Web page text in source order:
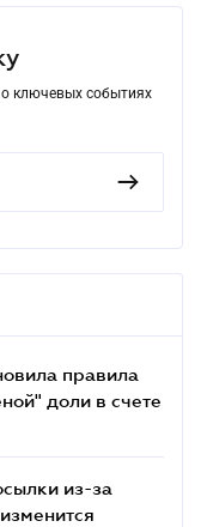
ключевых событиях
правила
доли в счете
из-за